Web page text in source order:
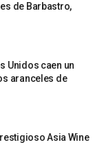
de Barbastro,
Unidos caen un
aranceles de
Asia Wine